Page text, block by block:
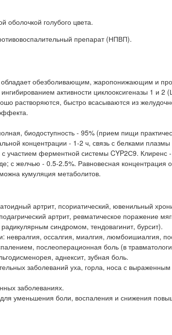
оболочкой голубого цвета.
препарат (НПВП).
обладает обезболивающим, жаропонижающим и
активности циклооксигеназы 1 и
растворяются, быстро всасываются из
биодоступность - 95% (прием пищи
концентрации - 1-2 ч, связь с белками
участием ферментной системы CYP2С9. Клиренс
с желчью - 0.5-2.5%. Равновесная концентрация
кумуляция метаболитов.
артрит, псориатический, ювенильный
артрит, ревматическое поражение
синдромом, тендовагинит, бурсит).
оссалгия, миалгия, люмбоишиалгия,
послеоперационная боль (в
аднексит, зубная боль.
заболеваний уха, горла, носа с
заболеваниях.
уменьшения боли, воспаления и снижения